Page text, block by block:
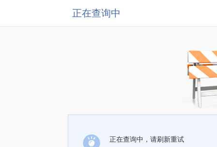
正在查询中
正在查询中，请刷新重试